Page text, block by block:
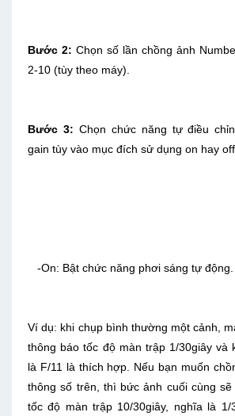
Bước 2: Chọn số lần chồng ảnh
2-10 (tùy theo máy).
Bước 3: Chọn chức năng tự điều
gain tùy vào mục đích sử dụng on hay
-On: Bật chức năng phơi sáng tự động.
Ví dụ: khi chụp bình thường một cảnh,
thông báo tốc độ màn trập 1/30giây và
là F/11 là thích hợp. Nếu bạn muốn
thông số trên, thì bức ảnh cuối cùng
tốc độ màn trập 10/30giây, nghĩa là